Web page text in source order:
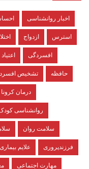
اخبار روانشناسی
ازدواج استرس
اعتیاد افسردگی
تشخیص حافظه
درمان کرونا
روانشناسی
سلامت روان
علایم فرزندپروری
مهارت اجتماعی